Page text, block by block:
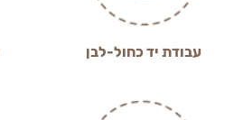
עבודת יד כחול-לבן